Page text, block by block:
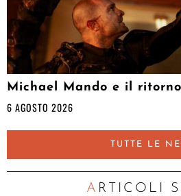
Michael Mando e il
6 AGOSTO 2026
TUTTE LE
ARTICOLI